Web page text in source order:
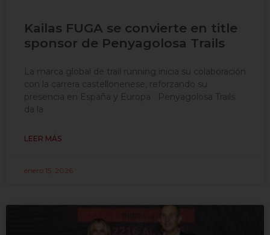
Kailas FUGA se convierte en title
sponsor de Penyagolosa Trails
La marca global de trail running inicia su colaboración
con la carrera castellonenese, reforzando su
presencia en España y Europa Penyagolosa Trails
da la
LEER MÁS
enero 15, 2026